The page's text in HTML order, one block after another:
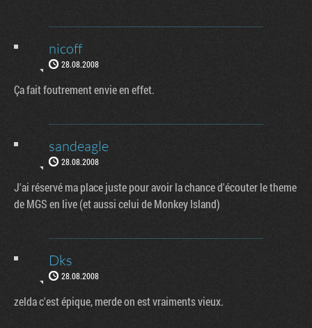
nicoff
28.08.2008
Ça fait foutrement envie en effet.
sandeagle
28.08.2008
J'ai réservé ma place juste pour avoir la chance d'écouter le theme
de MGS en live (et aussi celui de Monkey Island)
Dks
28.08.2008
zelda c'est épique, merde on est vraiments vieux.